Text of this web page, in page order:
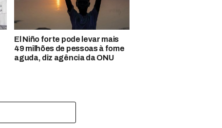
El Niño forte pode levar mais
49 milhões de pessoas à fome
aguda, diz agência da ONU